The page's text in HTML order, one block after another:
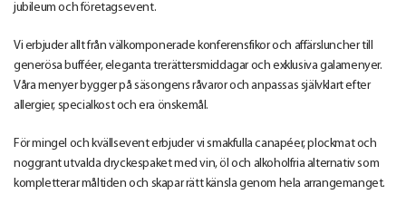
jubileum och företagsevent.
Vi erbjuder allt från välkomponerade konferensfikor och affärsluncher till
generösa bufféer, eleganta trerättersmiddagar och exklusiva galamenyer.
Våra menyer bygger på säsongens råvaror och anpassas självklart efter
allergier, specialkost och era önskemål.
För mingel och kvällsevent erbjuder vi smakfulla canapéer, plockmat och
noggrant utvalda dryckespaket med vin, öl och alkoholfria alternativ som
kompletterar måltiden och skapar rätt känsla genom hela arrangemanget.